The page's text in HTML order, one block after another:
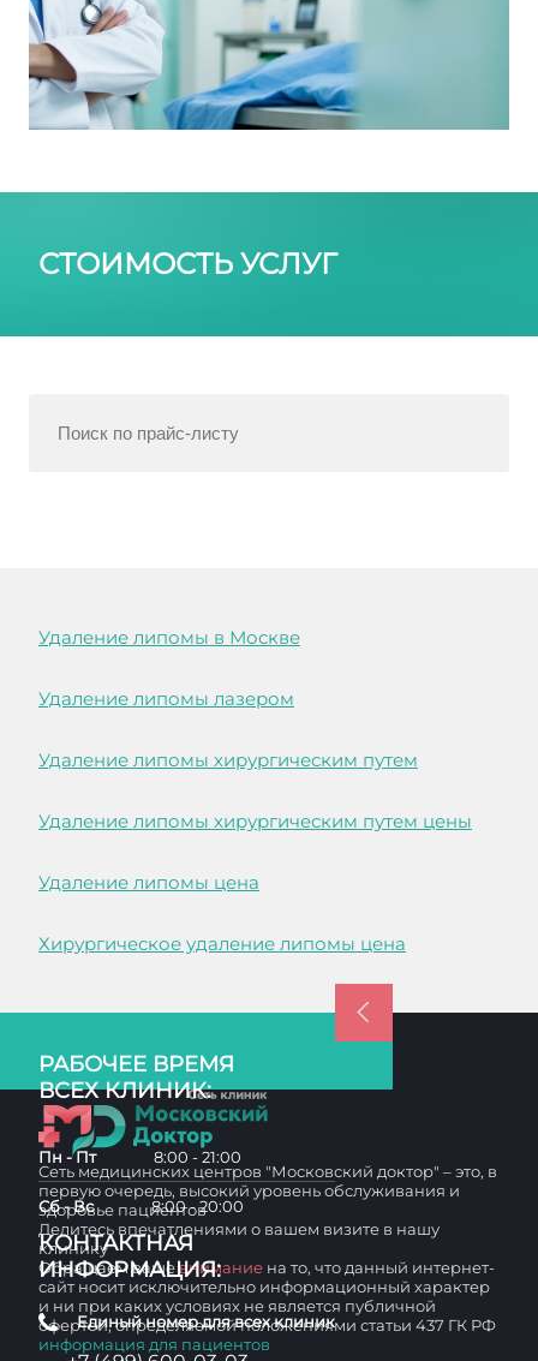
СТОИМОСТЬ УСЛУГ
Удаление липомы в Москве
Удаление липомы лазером
Удаление липомы хирургическим путем
Удаление липомы хирургическим путем цены
Удаление липомы цена
Хирургическое удаление липомы цена
РАБОЧЕЕ ВРЕМЯ
ВСЕХ КЛИНИК:
Пн - Пт 8:00 - 21:00
Сб - Вс 8:00 - 20:00
КОНТАКТНАЯ
ИНФОРМАЦИЯ:
Единый номер для всех клиник
Сеть медицинских центров "Московский доктор" – это, в
первую очередь, высокий уровень обслуживания и
здоровье пациентов
Делитесь впечатлениями о вашем визите в нашу
клинику
Обращаем вашевнимание на то, что данный интернет-
сайт носит исключительно информационный характер
и ни при каких условиях не является публичной
офертой, определяемой положениями статьи 437 ГК РФ
информация для пациентов